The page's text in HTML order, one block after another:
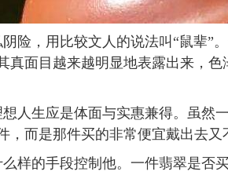
，用比较文人的说法叫“鼠辈”
真面目越来越明显地表露出来，
生应是体面与实惠兼得。虽然
而是那件买的非常便宜戴出去又
的手段控制他。一件翡翠是否